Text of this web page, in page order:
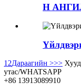
H
1 2Дараагийн >>>
утас/WHATSAPP
+86 13913089910